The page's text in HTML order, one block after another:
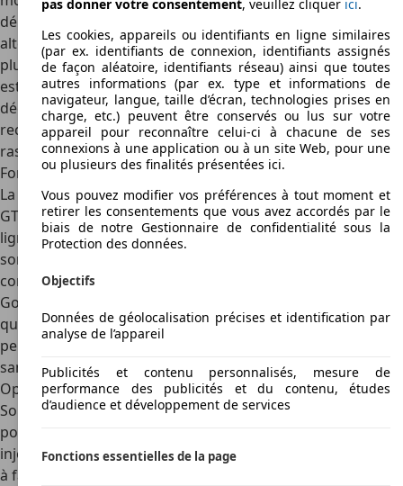
démarque par une forte personnalité. Elle propose une
alternative italienne à la Golf 1 GTI, avec un comportement
plus joueur et un habitacle coloré. Sa finition perfectible
est compensée par son plaisir de conduite et son côté
décalé, encore rare sur les routes. Elle s’adresse à ceux qui
recherchent un modèle plus atypique et peu vu dans les
rassemblements.
Ford Escort XR3, l’efficacité à l’anglaise
La
Ford Escort XR3arrive en réponse à la déferlante des
GTI européennes, en misant sur un châssis précis et une
ligne dynamique. Bien motorisée et équipée, elle séduit par
son comportement routier sain et son agrément de
conduite sur routes sinueuses. Moins prestigieuse que la
Golf, mais bien conçue, elle offre un bon rapport
qualité/prix sur le marché de l’occasion. C’est un choix
pertinent pour ceux qui veulent une compacte sportive
sans se ruiner.
Opel Kadett D GTE : la germanique discrète
Souvent éclipsée par la Golf GTI, l’Opel Kadett
pourtant une rivale sérieuse. Son moteur 1,8 litre à
injection développe 115 ch et offre des performances tout
à fait comparables à celles de sa concurrente. Son châssis
pas donner votre consentement, veuillez cliquer ici.
Les cookies, appareils ou identifiants en ligne similaires
(par ex. identifiants de connexion, identifiants assignés
de façon aléatoire, identifiants réseau) ainsi que toutes
autres informations (par ex. type et informations de
navigateur, langue, taille d’écran, technologies prises en
charge, etc.) peuvent être conservés ou lus sur votre
appareil pour reconnaître celui-ci à chacune de ses
connexions à une application ou à un site Web, pour une
ou plusieurs des finalités présentées ici.
Vous pouvez modifier vos préférences à tout moment et
retirer les consentements que vous avez accordés par le
biais de notre Gestionnaire de confidentialité sous la
Protection des données.
Objectifs
Données de géolocalisation précises et identification par
analyse de l’appareil
Publicités et contenu personnalisés, mesure de
performance des publicités et du contenu, études
d’audience et développement de services
Fonctions essentielles de la page